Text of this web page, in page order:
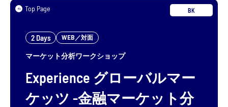
Top Page BK
2 Days WEB／対面
マーケット分析ワークショップ
Experience グローバルマー
ケッツ -金融マーケット分